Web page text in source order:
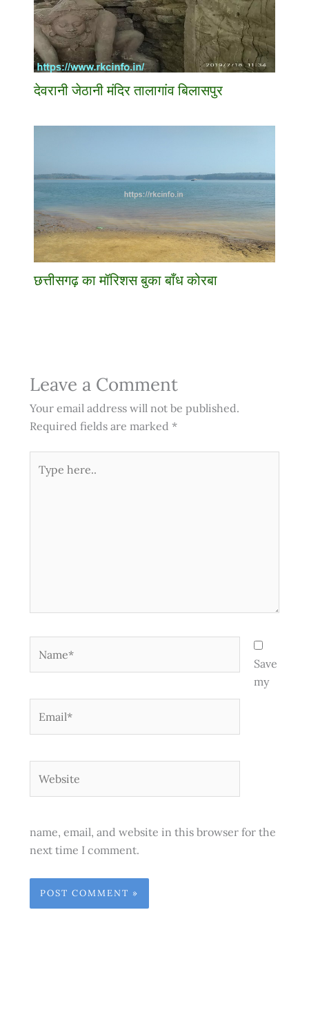
देवरानी जेठानी मंदिर तालागांव बिलासपुर
छत्तीसगढ़ का मॉरिशस बुका बाँध कोरबा
Leave a Comment
Your email address will not be published.
Required fields are marked *
here..
Save
my
name, email, and website in this browser for the
next time I comment.